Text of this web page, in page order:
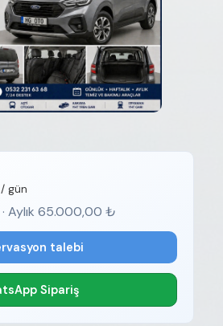
/ gün
Aylık 65.000,00 ₺
talebi
Sipariş